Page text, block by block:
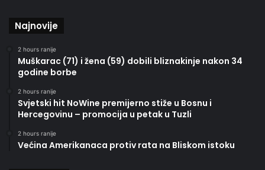
Najnovije
2 hours ranije
Muškarac (71) i žena (59) dobili bliznakinje nakon 34
godine borbe
2 hours ranije
Svjetski hit NoWine premijerno stiže u Bosnu i
Hercegovinu – promocija u petak u Tuzli
2 hours ranije
Većina Amerikanaca protiv rata na Bliskom istoku